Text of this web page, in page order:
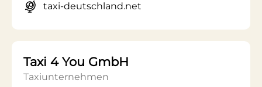
taxi-deutschland.net
Taxi 4 You GmbH
Taxiunternehmen